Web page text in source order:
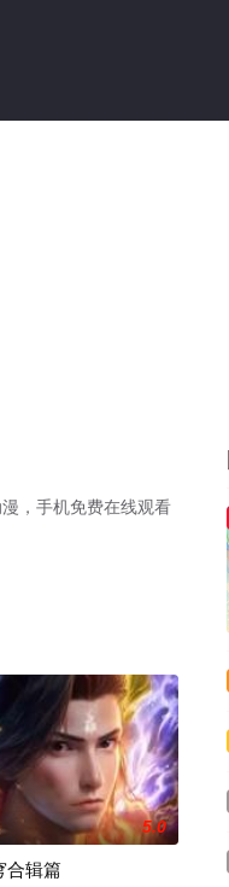
，手机免费在线观看
5.0
合辑篇